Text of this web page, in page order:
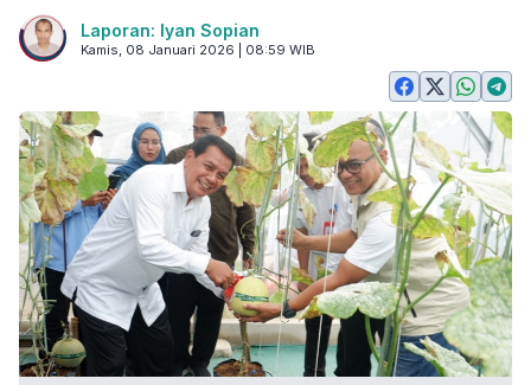
Laporan: Iyan Sopian
Kamis, 08 Januari 2026 | 08:59 WIB